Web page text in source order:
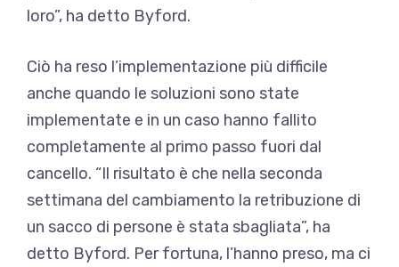
loro”, ha detto Byford.
Ciò ha reso l’implementazione più difficile
anche quando le soluzioni sono state
implementate e in un caso hanno fallito
completamente al primo passo fuori dal
cancello. “Il risultato è che nella seconda
settimana del cambiamento la retribuzione di
un sacco di persone è stata sbagliata”, ha
detto Byford. Per fortuna, l’hanno preso, ma ci